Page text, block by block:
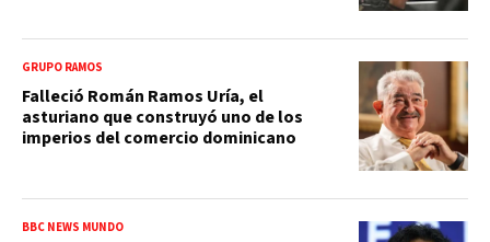
GRUPO RAMOS
Falleció Román Ramos Uría, el
asturiano que construyó uno de los
imperios del comercio dominicano
BBC NEWS MUNDO